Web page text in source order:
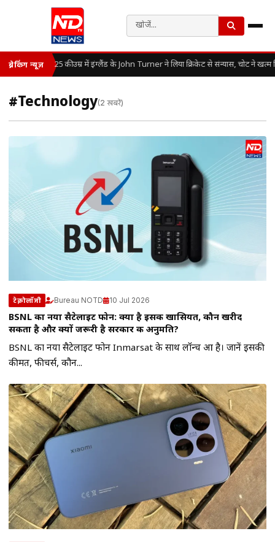
ब्रेकिंग न्यूज़ 25 की उम्र में इंग्लैंड के John Turner ने लिया क्रिकेट से संन्यास, चोट ने खत्म
#Technology(2 खबरें)
टेक्नोलॉजी Bureau NOTD 10 Jul 2026
BSNL का नया सैटेलाइट फोन: क्या है इसकी खासियत, कौन खरीद
सकता है और क्यों जरूरी है सरकार की अनुमति?
BSNL का नया सैटेलाइट फोन Inmarsat के साथ लॉन्च हुआ है। जानें इसकी
कीमत, फीचर्स, कौन...